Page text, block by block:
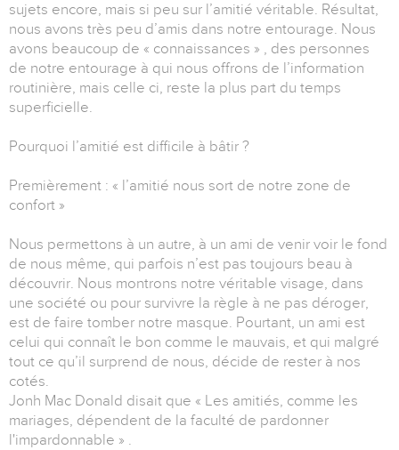
sujets encore, mais si peu sur l’amitié véritable. Résultat,
nous avons très peu d’amis dans notre entourage. Nous
avons beaucoup de « connaissances » , des personnes
de notre entourage à qui nous offrons de l’information
routinière, mais celle ci, reste la plus part du temps
superficielle.
Pourquoi l’amitié est difficile à bâtir ?
Premièrement : « l’amitié nous sort de notre zone de
confort »
Nous permettons à un autre, à un ami de venir voir le fond
de nous même, qui parfois n’est pas toujours beau à
découvrir. Nous montrons notre véritable visage, dans
une société ou pour survivre la règle à ne pas déroger,
est de faire tomber notre masque. Pourtant, un ami est
celui qui connaît le bon comme le mauvais, et qui malgré
tout ce qu’il surprend de nous, décide de rester à nos
cotés.
Jonh Mac Donald disait que « Les amitiés, comme les
mariages, dépendent de la faculté de pardonner
l'impardonnable » .